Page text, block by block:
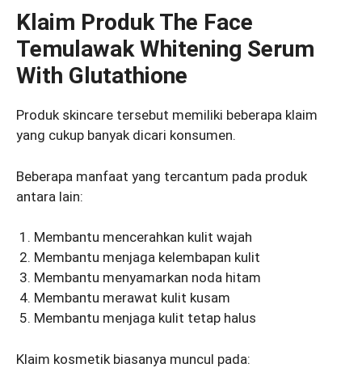
Klaim Produk The Face
Temulawak Whitening Serum
With Glutathione
Produk skincare tersebut memiliki beberapa klaim
yang cukup banyak dicari konsumen.
Beberapa manfaat yang tercantum pada produk
antara lain:
Membantu mencerahkan kulit wajah
Membantu menjaga kelembapan kulit
Membantu menyamarkan noda hitam
Membantu merawat kulit kusam
Membantu menjaga kulit tetap halus
Klaim kosmetik biasanya muncul pada: